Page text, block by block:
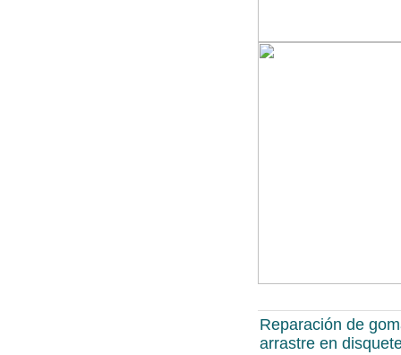
Reparación de
arrastre en